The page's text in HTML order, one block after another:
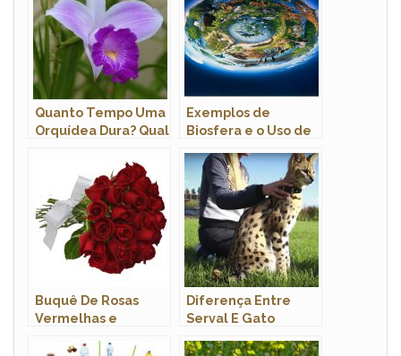
Quanto Tempo Uma
Orquídea Dura? Qual
Exemplos de
Biosfera e o Uso de
Baseada nos
Modelos
Buquê De Rosas
Vermelhas e
Diferença Entre
Serval E Gato